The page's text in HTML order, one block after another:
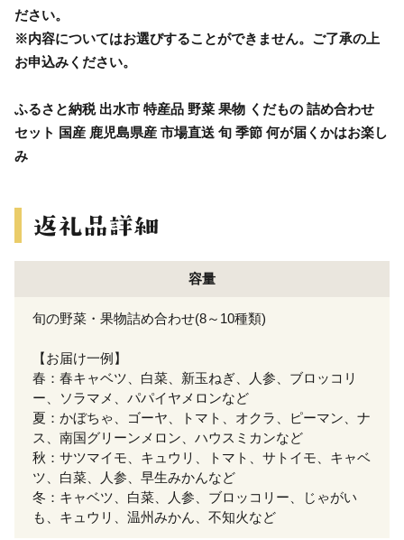
ださい。
※内容についてはお選びすることができません。ご了承の上
お申込みください。
ふるさと納税 出水市 特産品 野菜 果物 くだもの 詰め合わせ
セット 国産 鹿児島県産 市場直送 旬 季節 何が届くかはお楽し
み
容量
旬の野菜・果物詰め合わせ(8～10種類)
【お届け一例】
春：春キャベツ、白菜、新玉ねぎ、人参、ブロッコリ
ー、ソラマメ、パパイヤメロンなど
夏：かぼちゃ、ゴーヤ、トマト、オクラ、ピーマン、ナ
ス、南国グリーンメロン、ハウスミカンなど
秋：サツマイモ、キュウリ、トマト、サトイモ、キャベ
ツ、白菜、人参、早生みかんなど
冬：キャベツ、白菜、人参、ブロッコリー、じゃがい
も、キュウリ、温州みかん、不知火など